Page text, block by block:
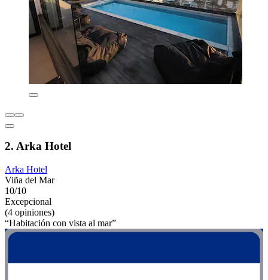
2. Arka Hotel
Arka Hotel
Viña del Mar
10/10
Excepcional
(4 opiniones)
“Habitación con vista al mar”